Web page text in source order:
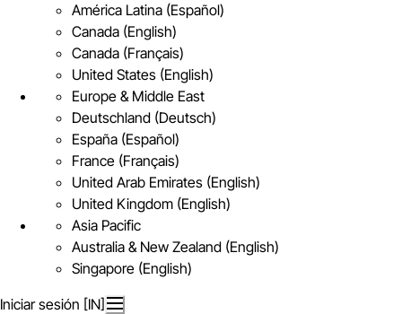
América Latina (Español)
Canada (English)
Canada (Français)
United States (English)
Europe & Middle East
Deutschland (Deutsch)
España (Español)
France (Français)
United Arab Emirates (English)
United Kingdom (English)
Asia Pacific
Australia & New Zealand (English)
Singapore (English)
Iniciar sesión [IN]